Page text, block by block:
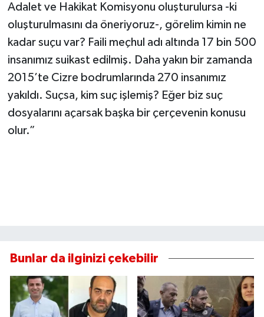
Adalet ve Hakikat Komisyonu oluşturulursa -ki
oluşturulmasını da öneriyoruz-, görelim kimin ne
kadar suçu var? Faili meçhul adı altında 17 bin 500
insanımız suikast edilmiş. Daha yakın bir zamanda
2015’te Cizre bodrumlarında 270 insanımız
yakıldı. Suçsa, kim suç işlemiş? Eğer biz suç
dosyalarını açarsak başka bir çerçevenin konusu
olur.”
Bunlar da ilginizi çekebilir